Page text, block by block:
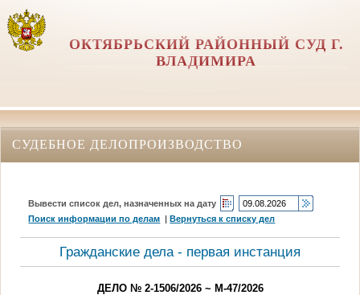
ОКТЯБРЬСКИЙ РАЙОННЫЙ СУД Г.
ВЛАДИМИРА
СУДЕБНОЕ ДЕЛОПРОИЗВОДСТВО
Вывести список дел, назначенных на дату
Поиск информации по делам |Вернуться к списку дел
Гражданские дела - первая инстанция
ДЕЛО № 2-1506/2026 ~ М-47/2026